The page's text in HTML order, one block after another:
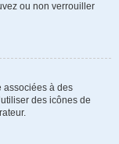
ou non verrouiller
associées à des
des icônes de